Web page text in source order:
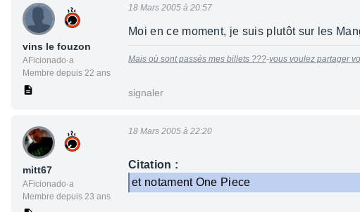
vins le fouzon
AFicionado·a
Membre depuis 22 ans
18 Mars 2005 à 20:57
Moi en ce moment, je suis plutôt sur les
Mais où sont passés mes billets ???-vous voulez partager
signaler
mitt67
AFicionado·a
Membre depuis 23 ans
18 Mars 2005 à 22:20
Citation :
et notament One Piece